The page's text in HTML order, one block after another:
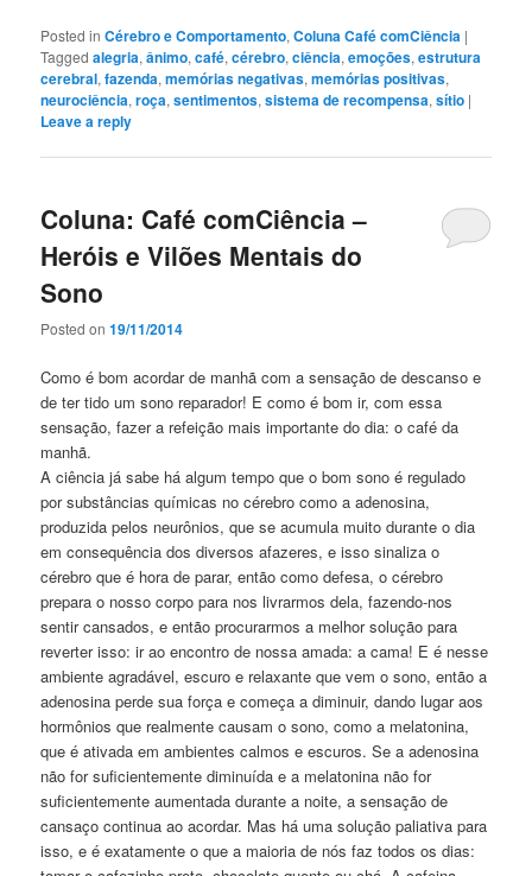
Posted in Cérebro e Comportamento,Coluna Café comCiência |
Tagged alegria,ânimo,café,cérebro,ciência,emoções,estrutura
cerebral,fazenda,memórias negativas,memórias positivas,
neurociência,roça,sentimentos,sistema de recompensa,sítio |
Leave a reply
Coluna: Café comCiência –
Heróis e Vilões Mentais do
Sono
Posted on19/11/2014
Como é bom acordar de manhã com a sensação de descanso e
de ter tido um sono reparador! E como é bom ir,com essa
sensação, fazer a refeição mais importante do dia: o café da
manhã.
A ciência já sabe há algum tempo que o bom sono é regulado
por substâncias químicas no cérebro como a adenosina,
produzida pelos neurônios, que se acumula muito durante o dia
em consequência dos diversos afazeres, e isso sinaliza o
cérebro que é hora de parar, então como defesa, o cérebro
prepara o nosso corpo para nos livrarmos dela, fazendo-nos
sentir cansados, e então procurarmos a melhor solução para
reverter isso: ir ao encontro de nossa amada: a cama! E é nesse
ambiente agradável, escuro e relaxante que vem o sono, então a
adenosina perde sua força e começa a diminuir, dando lugar aos
hormônios que realmente causam o sono, como a melatonina,
que é ativada em ambientes calmos e escuros. Se a adenosina
não for suficientemente diminuída e a melatonina não for
suficientemente aumentada durante a noite, a sensação de
cansaço continua ao acordar. Mas há uma solução paliativa para
isso, e é exatamente o que a maioria de nós faz todos os dias: